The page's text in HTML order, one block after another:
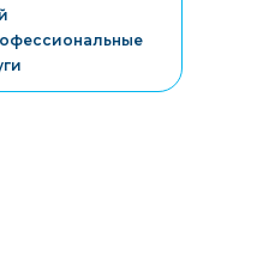
кредит 0.01%
кредит 0.01%